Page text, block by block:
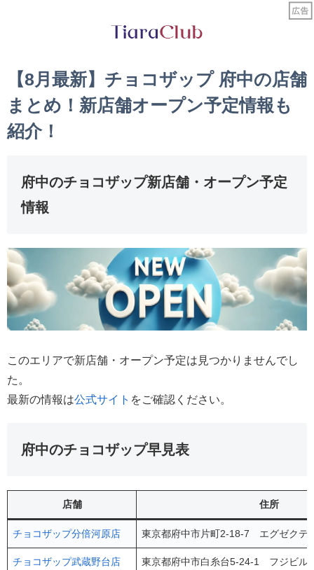
【8月最新】チョコザップ 府中の店舗
まとめ！新店舗オープン予定情報も
紹介！
府中のチョコザップ新店舗・オープン予定
情報
このエリアで新店舗・オープン予定は見つかりませんでし
た。
最新の情報は公式サイト をご確認ください。
府中のチョコザップ早見表
店舗 住所
チョコザップ分倍河原店 東京都府中市片町2-18-7 エグゼク
チョコザップ武蔵野台店 東京都府中市白糸台5-24-1 フジビ